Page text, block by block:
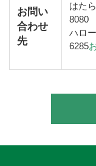
お問い
合わせ
先
はた
8080
ハロ
6285